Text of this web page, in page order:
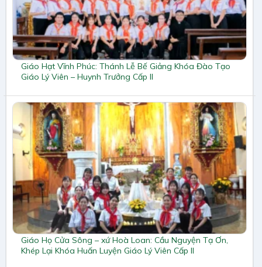
Giáo Hạt Vĩnh Phúc: Thánh Lễ Bế Giảng Khóa Đào Tạo
Giáo Lý Viên – Huynh Trưởng Cấp II
Giáo Họ Cửa Sông – xứ Hoà Loan: Cầu Nguyện Tạ Ơn,
Khép Lại Khóa Huấn Luyện Giáo Lý Viên Cấp II